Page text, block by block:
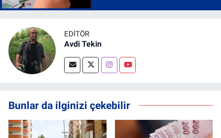
EDITÖR
Avdi Tekin
Bunlar da ilginizi çekebilir